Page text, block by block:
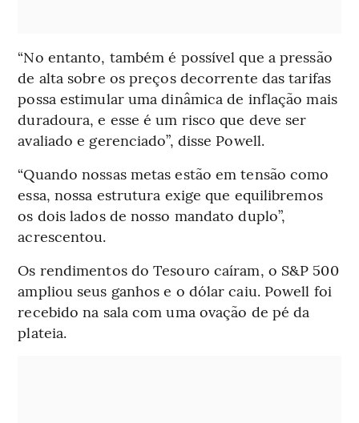
“No entanto, também é possível que a pressão
de alta sobre os preços decorrente das tarifas
possa estimular uma dinâmica de inflação mais
duradoura, e esse é um risco que deve ser
avaliado e gerenciado”, disse Powell.
“Quando nossas metas estão em tensão como
essa, nossa estrutura exige que equilibremos
os dois lados de nosso mandato duplo”,
acrescentou.
Os rendimentos do Tesouro caíram, o S&P 500
ampliou seus ganhos e o dólar caiu. Powell foi
recebido na sala com uma ovação de pé da
plateia.